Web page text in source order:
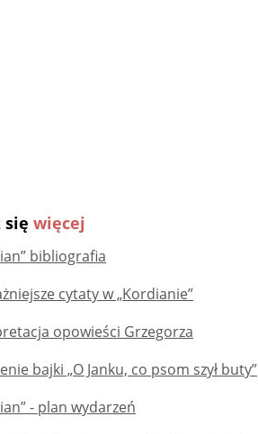
się więcej
bibliografia
cytaty w „Kordianie”
opowieści Grzegorza
bajki „O Janku, co psom szył buty”
- plan wydarzeń